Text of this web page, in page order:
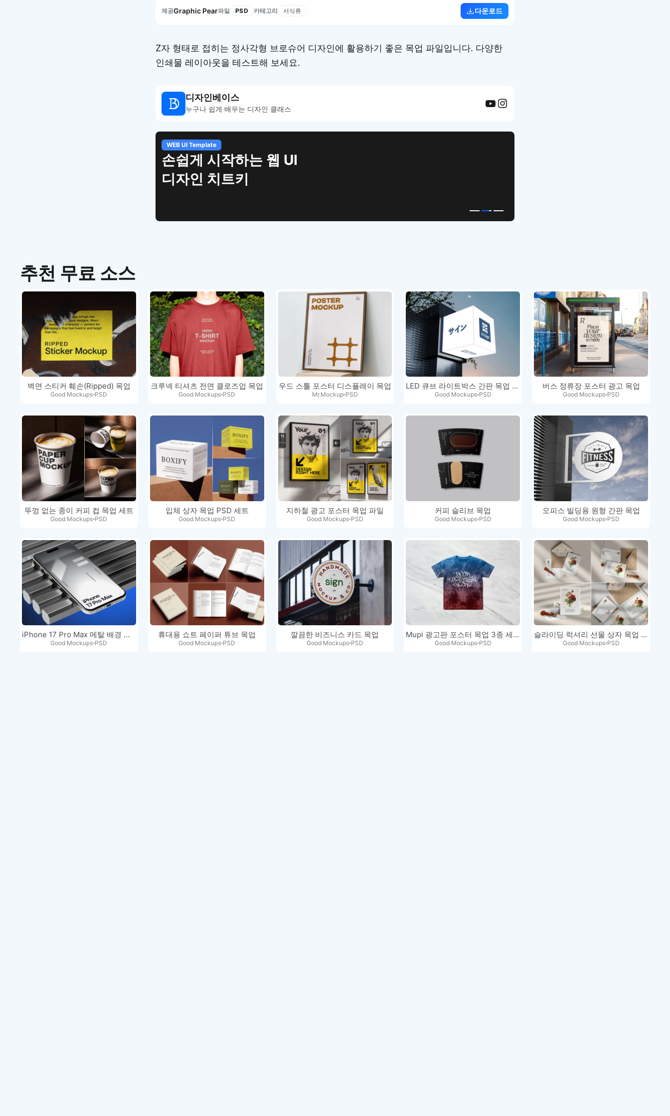
제공Graphic Pear파일 PSD 카테고리 서식류 다운로드
Z자 형태로 접히는 정사각형 브로슈어 디자인에 활용하기 좋은 목업 파일입니다. 다양한
인쇄물 레이아웃을 테스트해 보세요.
디자인베이스
누구나 쉽게 배우는 디자인 클래스
WEB UI Template
손쉽게 시작하는 웹 UI
디자인 치트키
추천 무료 소스
벽면 스티커 훼손(Ripped) 목업
Good Mockups PSD
크루넥 티셔츠 전면 클로즈업 목업
Good Mockups PSD
우드 스툴 포스터 디스플레이 목업
Mr.Mockup PSD
LED 큐브 라이트박스 간판 목업 PSD
Good Mockups PSD
버스 정류장 포스터 광고 목업
Good Mockups PSD
뚜껑 없는 종이 커피 컵 목업 세트
Good Mockups PSD
입체 상자 목업 PSD 세트
Good Mockups PSD
지하철 광고 포스터 목업 파일
Good Mockups PSD
커피 슬리브 목업
Good Mockups PSD
오피스 빌딩용 원형 간판 목업
Good Mockups PSD
iPhone 17 Pro Max 메탈 배경 디스…
Good Mockups PSD
휴대용 쇼트 페이퍼 튜브 목업
Good Mockups PSD
깔끔한 비즈니스 카드 목업
Good Mockups PSD
Mupi 광고판 포스터 목업 3종 세트
Good Mockups PSD
슬라이딩 럭셔리 선물 상자 목업 세트
Good Mockups PSD